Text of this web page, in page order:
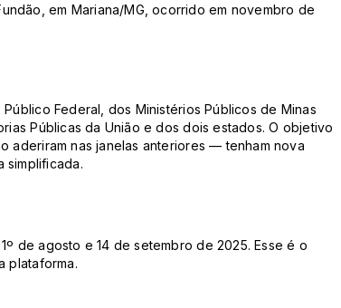
em Mariana/MG, ocorrido em novembro de
Federal, dos Ministérios Públicos de Minas
Públicas da União e dos dois estados. O objetivo
nas janelas anteriores — tenham nova
simplificada.
de agosto e 14 de setembro de 2025. Esse é o
plataforma.